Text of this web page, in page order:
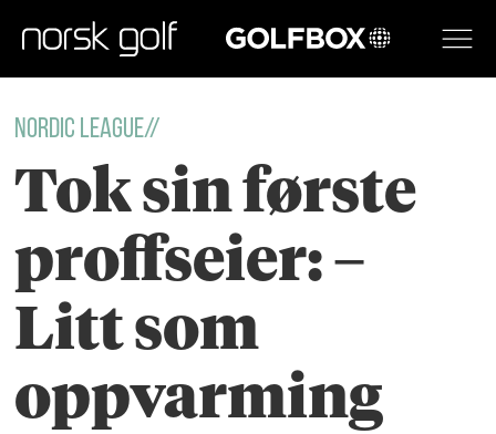
GOLFBOX
nordic league//
Tok sin første
proffseier: –
Litt som
oppvarming